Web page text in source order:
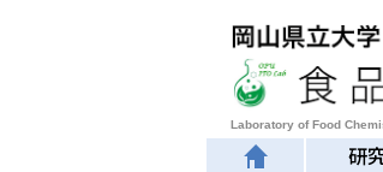
Laboratory of Food
研